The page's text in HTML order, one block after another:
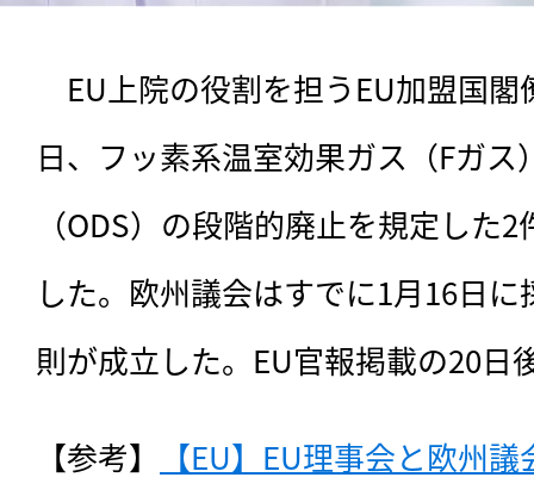
EU上院の役割を担うEU加盟国閣
日、フッ素系温室効果ガス（Fガ
（ODS）の段階的廃止を規定した
した。欧州議会はすでに1月16日
則が成立した。EU官報掲載の20日
【参考】
【EU】EU理事会と欧州